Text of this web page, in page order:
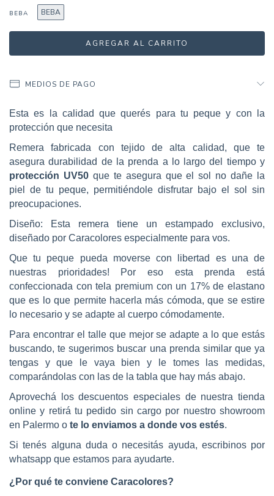
BEBA BEBA
MEDIOS DE PAGO
Esta es la calidad que querés para tu peque y con la
protección que necesita
Remera fabricada con tejido de alta calidad, que te
asegura durabilidad de la prenda a lo largo del tiempo y
protección UV50 que te asegura que el sol no dañe la
piel de tu peque, permitiéndole disfrutar bajo el sol sin
preocupaciones.
Diseño:
Esta remera tiene un estampado exclusivo,
diseñado por Caracolores especialmente para vos.
Que tu peque pueda moverse con libertad es una de
nuestras prioridades! Por eso esta prenda está
confeccionada con tela premium con un 17% de elastano
que es lo que permite hacerla más cómoda, que se estire
lo necesario y se adapte al cuerpo cómodamente.
Para encontrar el talle que mejor se adapte a lo que estás
buscando, te sugerimos buscar una prenda similar que ya
tengas y que le vaya bien y le tomes las medidas,
comparándolas con las de la tabla que hay más abajo.
Aprovechá los descuentos especiales de nuestra tienda
online y retirá tu pedido sin cargo por nuestro showroom
en Palermo o te lo enviamos a donde vos estés.
Si tenés alguna duda o necesitás ayuda, escribinos por
whatsapp que estamos para ayudarte.
¿Por qué te conviene Caracolores?